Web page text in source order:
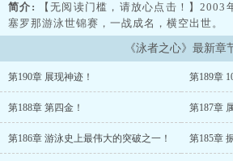
简介: 【无阅读门槛，请放心点击！】2003
塞罗那游泳世锦赛，一战成名，横空出世。
以单届打破五次世界纪录的荣耀书写未来泳
着前世的记忆，重生到了陈经纶泳校，成为
故事，就从03年的冠军赛开始。从50米白人
米男子自由泳白人的绝对神话，吴瑾带着国
成为超越菲尔普斯的新王！
《泳者之心》最新章
第190章 展现神迹！ 第189章
第188章 第四金！ 第187章
第186章 游泳史上最伟大的突破之一！ 第185章